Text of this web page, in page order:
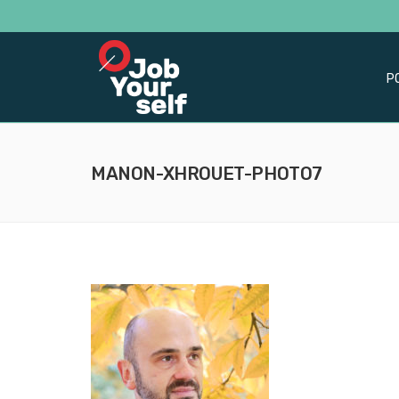
MANON-XHROUET-PHOTO7